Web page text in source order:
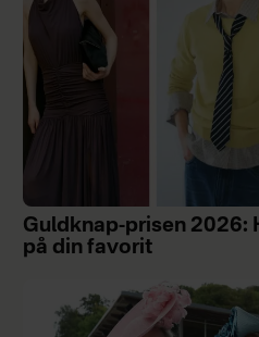
Guldknap-prisen 2026:
på din favorit